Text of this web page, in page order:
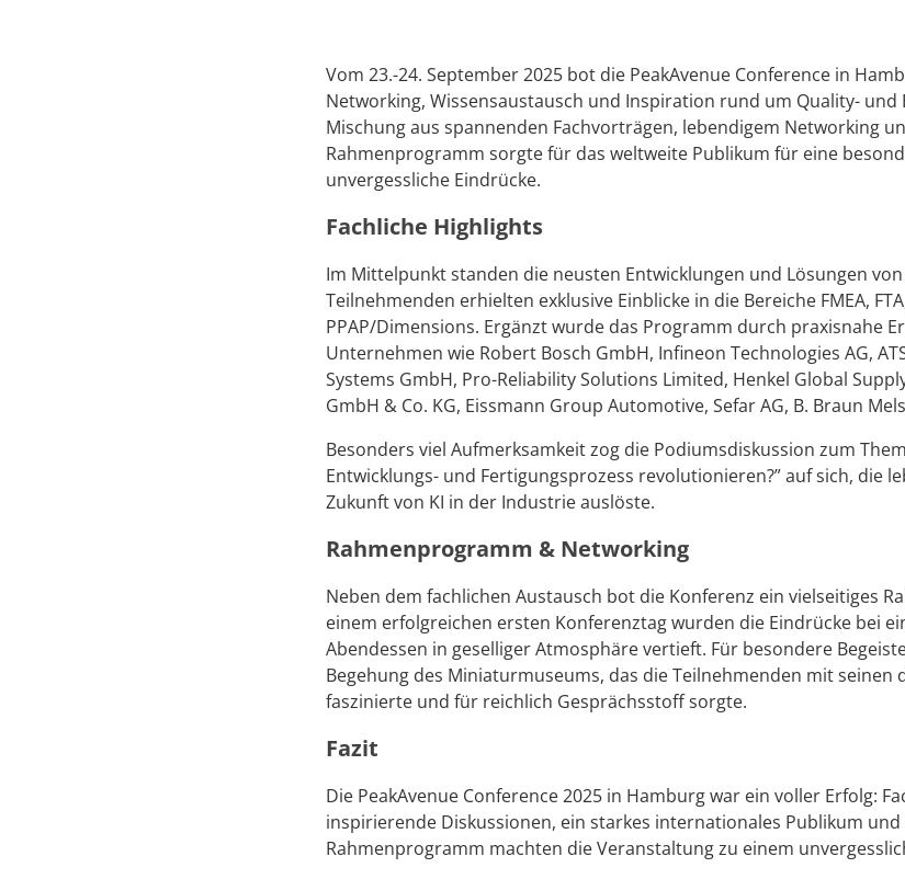
PeakAvenue Documents
Vom 23.-24. September 2025 bot die PeakAvenue Conference in
Networking, Wissensaustausch und Inspiration rund um Quality- und
Mischung aus spannenden Fachvorträgen, lebendigem Networking
Rahmenprogramm sorgte für das weltweite Publikum für eine
unvergessliche Eindrücke.
Fachliche Highlights
Im Mittelpunkt standen die neusten Entwicklungen und Lösungen von
Teilnehmenden erhielten exklusive Einblicke in die Bereiche FMEA,
PPAP/Dimensions. Ergänzt wurde das Programm durch praxisnahe
Unternehmen wie Robert Bosch GmbH, Infineon Technologies AG,
Systems GmbH, Pro-Reliability Solutions Limited, Henkel Global
GmbH & Co. KG, Eissmann Group Automotive, Sefar AG, B. Braun
Besonders viel Aufmerksamkeit zog die Podiumsdiskussion zum
Entwicklungs- und Fertigungsprozess revolutionieren?” auf sich, die
Zukunft von KI in der Industrie auslöste.
Rahmenprogramm & Networking
Neben dem fachlichen Austausch bot die Konferenz ein vielseitiges
einem erfolgreichen ersten Konferenztag wurden die Eindrücke bei
Abendessen in geselliger Atmosphäre vertieft. Für besondere
Begehung des Miniaturmuseums, das die Teilnehmenden mit seinen
faszinierte und für reichlich Gesprächsstoff sorgte.
Fazit
Die PeakAvenue Conference 2025 in Hamburg war ein voller Erfolg:
inspirierende Diskussionen, ein starkes internationales Publikum
Rahmenprogramm machten die Veranstaltung zu einem